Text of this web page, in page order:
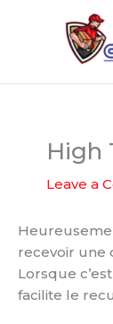
High
Leave a
recevoir une
Lorsque
facilite le